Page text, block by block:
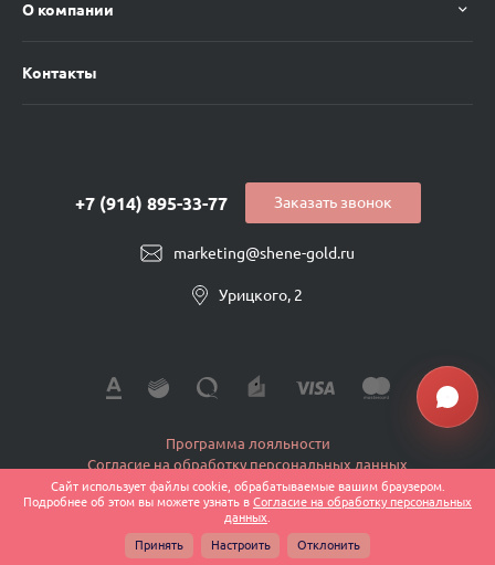
О компании
Контакты
marketing@shene-gold.ru
+7 (914) 895-33-77
Урицкого, 2
Заказать звонок
Программа лояльности
Согласие на обработку персональных данных
Политика конфиденциальности
Публичная оферта
© 2026 Shene-Ювелир, Все права защищены
Сайт использует файлы cookie, обрабатываемые вашим браузером.
Подробнее об этом вы можете узнать в Согласие на обработку персональных
данных
Принять Настроить Отклонить